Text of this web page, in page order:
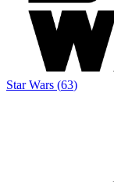
Star Wars (63)